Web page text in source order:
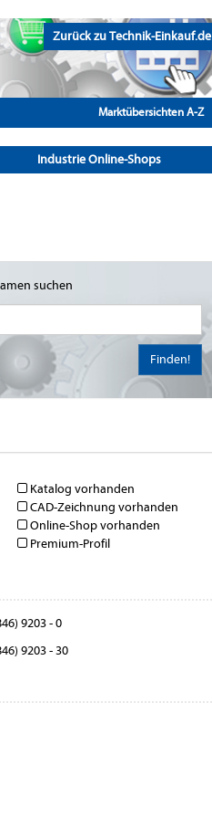
Zurück zu Technik-Einkauf.de
Marktübersichten A-Z
Industrie Online-Shops
suchen
Finden!
Katalog vorhanden
CAD-Zeichnung vorhanden
Online-Shop vorhanden
Premium-Profil
9203 - 0
9203 - 30